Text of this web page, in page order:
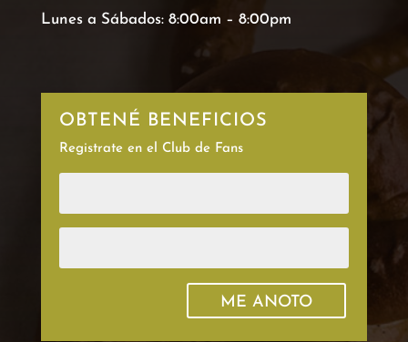
Lunes a Sábados: 8:00am – 8:00pm
OBTENÉ BENEFICIOS
Registrate en el Club de Fans
ME ANOTO